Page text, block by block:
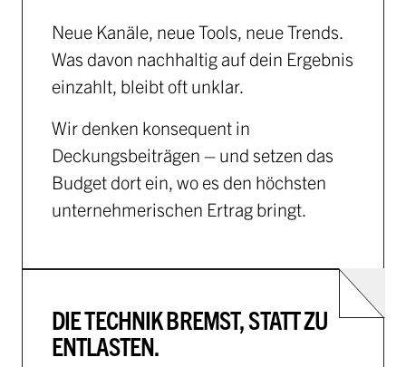
Neue Kanäle, neue Tools, neue Trends.
Was davon nachhaltig auf dein Ergebnis
einzahlt, bleibt oft unklar.
Wir denken konsequent in
Deckungsbeiträgen – und setzen das
Budget dort ein, wo es den höchsten
unternehmerischen Ertrag bringt.
DIE TECHNIK BREMST, STATT ZU
ENTLASTEN.